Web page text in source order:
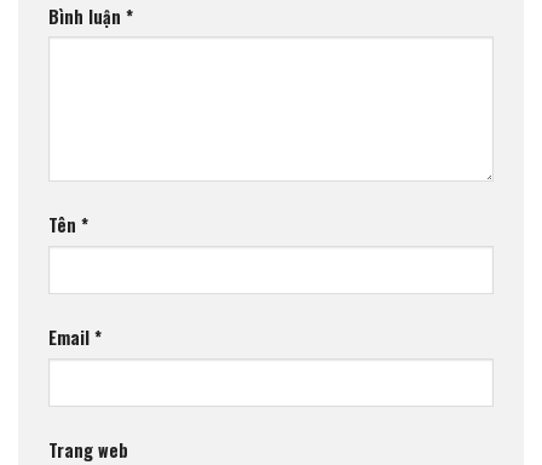
Bình luận *
Tên *
Email*
Trang web